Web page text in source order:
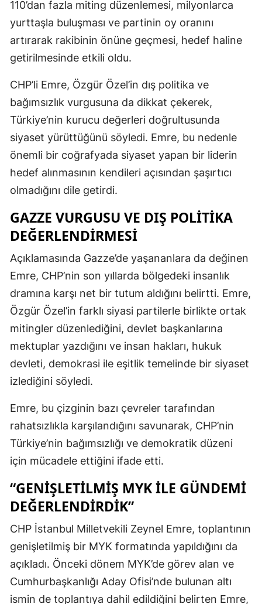
110’dan fazla miting düzenlemesi, milyonlarca
yurttaşla buluşması ve partinin oy oranını
artırarak rakibinin önüne geçmesi, hedef haline
getirilmesinde etkili oldu.
CHP’li Emre, Özgür Özel’in dış politika ve
bağımsızlık vurgusuna da dikkat çekerek,
Türkiye’nin kurucu değerleri doğrultusunda
siyaset yürüttüğünü söyledi. Emre, bu nedenle
önemli bir coğrafyada siyaset yapan bir liderin
hedef alınmasının kendileri açısından şaşırtıcı
olmadığını dile getirdi.
GAZZE VURGUSU VE DIŞ POLITIKA
DEĞERLENDIRMESI
Açıklamasında Gazze’de yaşananlara da değinen
Emre, CHP’nin son yıllarda bölgedeki insanlık
dramına karşı net bir tutum aldığını belirtti. Emre,
Özgür Özel’in farklı siyasi partilerle birlikte ortak
mitingler düzenlediğini, devlet başkanlarına
mektuplar yazdığını ve insan hakları, hukuk
devleti, demokrasi ile eşitlik temelinde bir siyaset
izlediğini söyledi.
Emre, bu çizginin bazı çevreler tarafından
rahatsızlıkla karşılandığını savunarak, CHP’nin
Türkiye’nin bağımsızlığı ve demokratik düzeni
için mücadele ettiğini ifade etti.
“GENIŞLETILMIŞ MYK ILE GÜNDEMI
DEĞERLENDIRDIK”
CHP İstanbul Milletvekili Zeynel Emre, toplantının
genişletilmiş bir MYK formatında yapıldığını da
açıkladı. Önceki dönem MYK’de görev alan ve
Cumhurbaşkanlığı Aday Ofisi’nde bulunan altı
ismin de toplantıya dahil edildiğini belirten Emre,